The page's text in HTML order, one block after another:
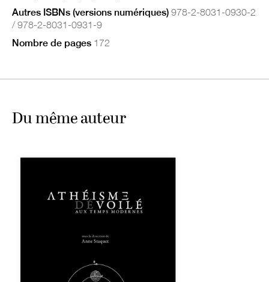
Autres ISBNs (versions numériques) 978-2-8031-0930-2
/ 978-2-8031-0931-9
Nombre de pages 172
Du même auteur